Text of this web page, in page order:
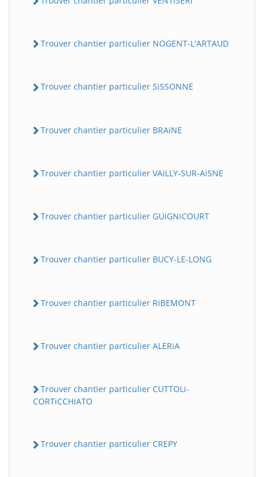
Trouver chantier particulier NOGENT-L'ARTAUD
Trouver chantier particulier SiSSONNE
Trouver chantier particulier BRAiNE
Trouver chantier particulier VAiLLY-SUR-AiSNE
Trouver chantier particulier GUiGNiCOURT
Trouver chantier particulier BUCY-LE-LONG
Trouver chantier particulier RiBEMONT
Trouver chantier particulier ALERiA
Trouver chantier particulier CUTTOLi-
CORTiCCHiATO
Trouver chantier particulier CREPY